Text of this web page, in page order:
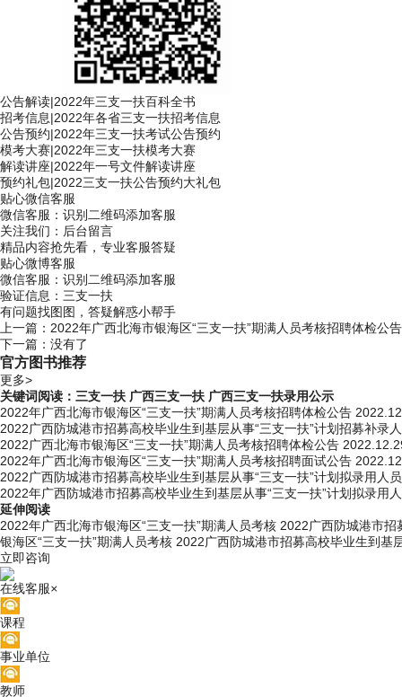
公告解读|2022年三支一扶百科全书
招考信息|2022年各省三支一扶招考信息
公告预约|2022年三支一扶考试公告预约
模考大赛|2022年三支一扶模考大赛
解读讲座|2022年一号文件解读讲座
预约礼包|2022三支一扶公告预约大礼包
贴心微信客服
微信客服： 识别二维码添加客服
关注我们：后台留言
精品内容抢先看，专业客服答疑
贴心微博客服
微信客服： 识别二维码添加客服
验证信息：三支一扶
有问题找图图，答疑解惑小帮手
上一篇： 2022年广西北海市银海区“三支一扶”期满人员考核招聘体检公告
下一篇：没有了
官方图书推荐
更多>
关键词阅读： 三支一扶 广西三支一扶 广西三支一扶录用公示
2022年广西北海市银海区“三支一扶”期满人员考核招聘体检公告
2022广西防城港市招募高校毕业生到基层从事“三支一扶”计划招募补录
2022广西北海市银海区“三支一扶”期满人员考核招聘体检公告
2022年广西北海市银海区“三支一扶”期满人员考核招聘面试公告
2022广西防城港市招募高校毕业生到基层从事“三支一扶”计划拟录用人
2022年广西防城港市招募高校毕业生到基层从事“三支一扶”计划拟录用
延伸阅读
2022年广西北海市银海区“三支一扶”期满人员考核 2022广西防城港市招
银海区“三支一扶”期满人员考核 2022广西防城港市招募高校毕业生到基
立即咨询
在线客服×
课程
事业单位
教师